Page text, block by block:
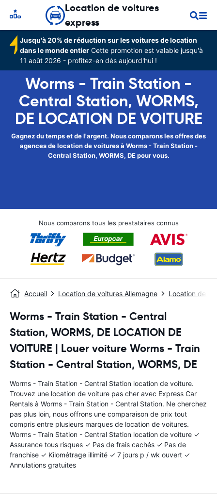
Location de voitures
express
Jusqu'à 20% de réduction sur les voitures de location
dans le monde entier Cette promotion est valable jusqu'à
11 août 2026 - profitez-en dès aujourd'hui !
Worms - Train Station -
Central Station, WORMS,
DE LOCATION DE VOITURE
Gagnez du temps et de l'argent. Nous comparons les offres des
agences de location de voitures à Worms - Train Station -
Central Station, WORMS, DE pour vous.
Nous comparons tous les prestataires connus
Accueil Location de voitures Allemagne Location de
Worms - Train Station - Central
Station, WORMS, DE LOCATION DE
VOITURE | Louer voiture Worms - Train
Station - Central Station, WORMS, DE
Worms - Train Station - Central Station location de voiture.
Trouvez une location de voiture pas cher avec Express Car
Rentals à Worms - Train Station - Central Station. Ne cherchez
pas plus loin, nous offrons une comparaison de prix tout
compris entre plusieurs marques de location de voitures.
Worms - Train Station - Central Station location de voiture ✓
Assurance tous risques ✓ Pas de frais cachés ✓ Pas de
franchise ✓ Kilométrage illimité ✓ 7 jours p / wk ouvert ✓
Annulations gratuites